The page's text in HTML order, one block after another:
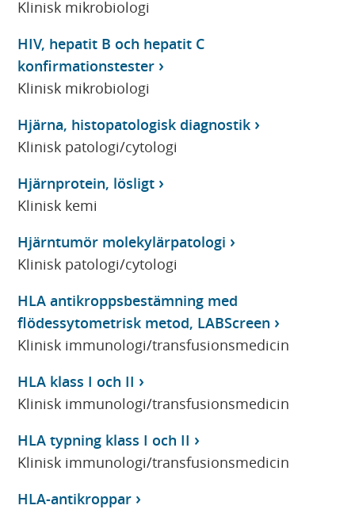
Klinisk mikrobiologi
HIV, hepatit B och hepatit C
konfirmationstester
Klinisk mikrobiologi
Hjärna, histopatologisk diagnostik
Klinisk patologi/cytologi
Hjärnprotein, lösligt
Klinisk kemi
Hjärntumör molekylärpatologi
Klinisk patologi/cytologi
HLA antikroppsbestämning med
flödessytometrisk metod, LABScreen
Klinisk immunologi/transfusionsmedicin
HLA klass I och II
Klinisk immunologi/transfusionsmedicin
HLA typning klass I och II
Klinisk immunologi/transfusionsmedicin
HLA-antikroppar